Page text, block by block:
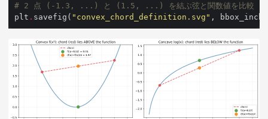
# 2 点 (-1.3, ...) と (1.5, ...) を結ぶ弦と関数値を比較
plt . savefig( "convex_chord_definition.svg" ,